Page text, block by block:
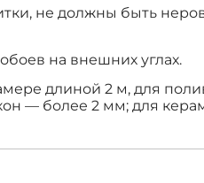
не должны быть
на внешних углах.
длиной 2 м, для
— более 2 мм; для